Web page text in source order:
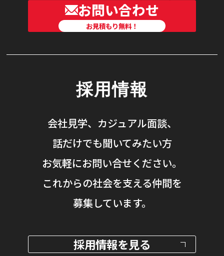
お問い合わせ
お見積もり無料！
採用情報
会社見学、カジュアル面談、
話だけでも聞いてみたい方
お気軽にお問い合せください。
これからの社会を支える仲間を
募集しています。
採用情報を見る